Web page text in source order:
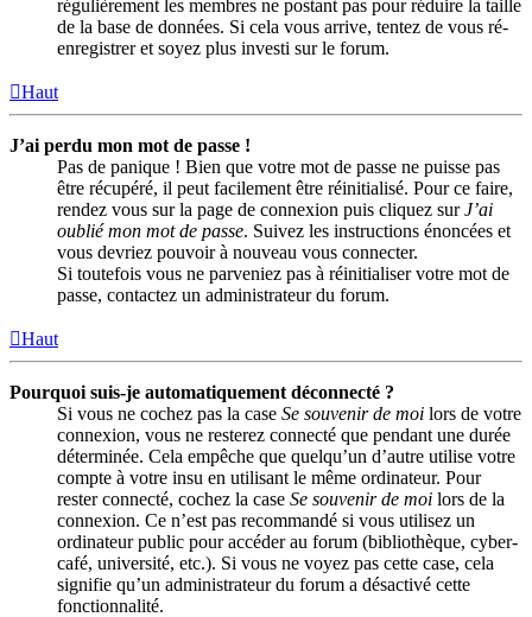
régulièrement les membres ne postant pas pour réduire la taille
de la base de données. Si cela vous arrive, tentez de vous ré-
enregistrer et soyez plus investi sur le forum.
Haut
J’ai perdu mon mot de passe !
Pas de panique ! Bien que votre mot de passe ne puisse pas
être récupéré, il peut facilement être réinitialisé. Pour ce faire,
rendez vous sur la page de connexion puis cliquez surJ’ai
oublié mon mot de passe. Suivez les instructions énoncées et
vous devriez pouvoir à nouveau vous connecter.
Si toutefois vous ne parveniez pas à réinitialiser votre mot de
passe, contactez un administrateur du forum.
Haut
Pourquoi suis-je automatiquement déconnecté ?
Si vous ne cochez pas la case Se souvenir de moi lors de votre
connexion, vous ne resterez connecté que pendant une durée
déterminée. Cela empêche que quelqu’un d’autre utilise votre
compte à votre insu en utilisant le même ordinateur. Pour
rester connecté, cochez la case Se souvenir de moi lors de la
connexion. Ce n’est pas recommandé si vous utilisez un
ordinateur public pour accéder au forum (bibliothèque, cyber-
café, université, etc.). Si vous ne voyez pas cette case, cela
signifie qu’un administrateur du forum a désactivé cette
fonctionnalité.